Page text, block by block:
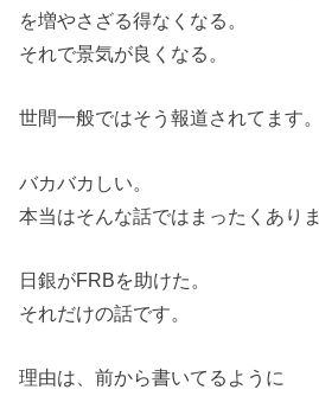
を増やさざる得なくなる。
それで景気が良くなる。
世間一般ではそう報道されてます。
バカバカしい。
本当はそんな話ではまったくありま
日銀がFRBを助けた。
それだけの話です。
理由は、前から書いてるように